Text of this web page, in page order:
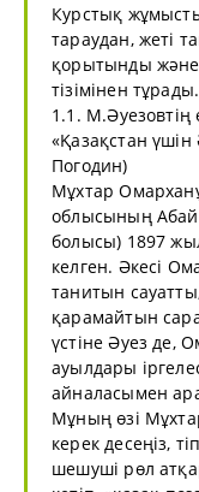
Курстық
тараудан, жеті
қорытынды және
тізімінен тұрады.
1.1. М.Әуезовтің
«Қазақстан
Погодин)
Мұхтар
облысының
болысы) 1897
келген. Әкесі
танитын
қарамайтын
үстіне Әуез де,
ауылдары
айналасымен
Мұның өзі
керек десеңіз,
шешуші рөл